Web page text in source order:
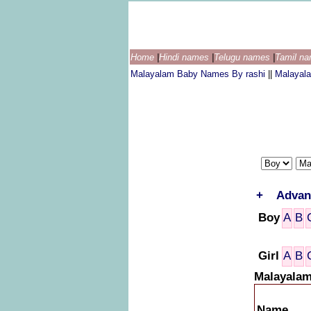
Home Hindi names Telugu names Tamil
Malayalam Baby Names By rashi
+
Boy A B
Girl A B